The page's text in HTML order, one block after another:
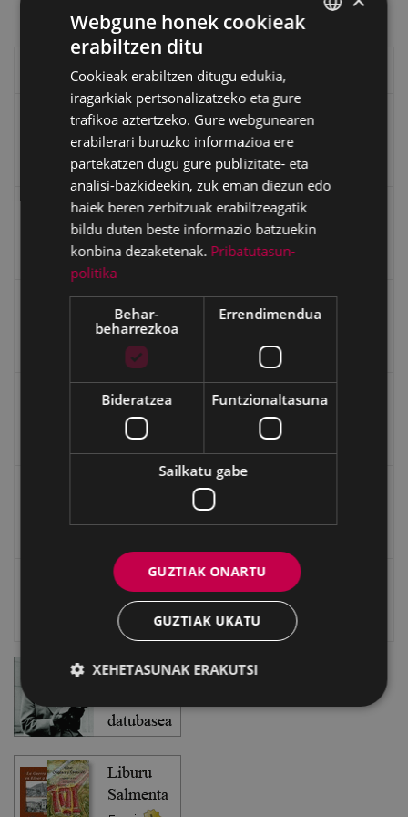
Eibarko liburuak
eta kitto
"Eibar" rebista sarean
Goi Argi aldizkaria
Kultura egitaraua
"Gure Herria" aldizkaria
Txostenak eta dokumentuak
Eibarko Idazlanen Datu-basea
Webgune honek cookieak
erabiltzen ditu
Cookieak erabiltzen ditugu edukia,
iragarkiak pertsonalizatzeko eta gure
trafikoa aztertzeko. Gure webgunearen
erabilerari buruzko informazioa ere
partekatzen dugu gure publizitate- eta
analisi-bazkideekin, zuk eman diezun edo
haiek beren zerbitzuak erabiltzeagatik
bildu duten beste informazio batzuekin
konbina dezaketenak. Pribatutasun-
politika
Behar-
beharrezkoa
Errendimendua
Bideratzea Funtzionaltasuna
Sailkatu gabe
GUZTIAK ONARTU
GUZTIAK UKATU
XEHETASUNAK ERAKUTSI